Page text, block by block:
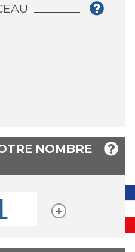
NOMBRE